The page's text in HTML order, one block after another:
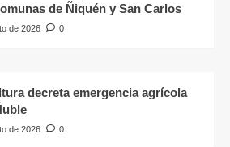
de Ñiquén y San Carlos
de 2026 0
decreta emergencia agrícola
de 2026 0